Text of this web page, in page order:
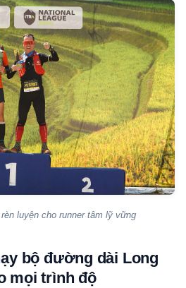
luyện cho runner tâm lỹ vững
bộ đường dài Long
mọi trình độ